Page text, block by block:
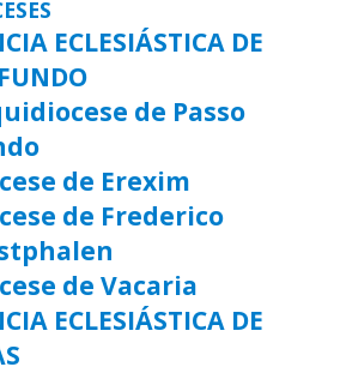
ECLESIÁSTICA DE
de Passo
de Erexim
de Frederico
de Vacaria
ECLESIÁSTICA DE